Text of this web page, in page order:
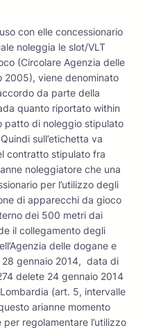
con elle concessionario
noleggia le slot/VLT
(Circolare Agenzia delle
2005), viene denominato
da parte della
quanto riportato within
patto di noleggio stipulato
sull’etichetta va
contratto stipulato fra
noleggiatore che una
per l’utilizzo degli
di apparecchi da gioco
dei 500 metri dai
il collegamento degli
delle dogane e
28 gennaio 2014, data di
delete 24 gennaio 2014
(art. 5, intervalle
arianne momento
regolamentare l’utilizzo